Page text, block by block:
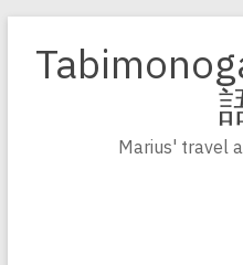
Inhalt
springen
Marius' travel